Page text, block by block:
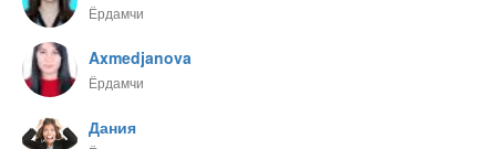
Ёрдамчи
Axmedjanova
Ёрдамчи
Дания